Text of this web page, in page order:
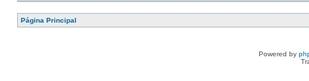
Página Principal
Powered by